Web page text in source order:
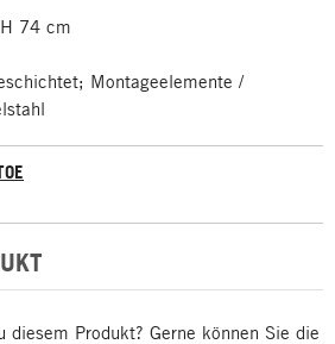
74 cm
Montageelemente /
diesem Produkt? Gerne können Sie die